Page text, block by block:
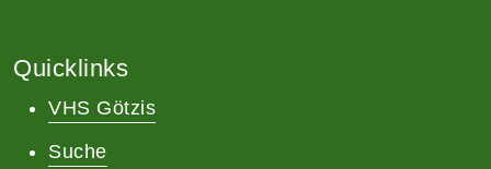
Quicklinks
VHS Götzis
Suche